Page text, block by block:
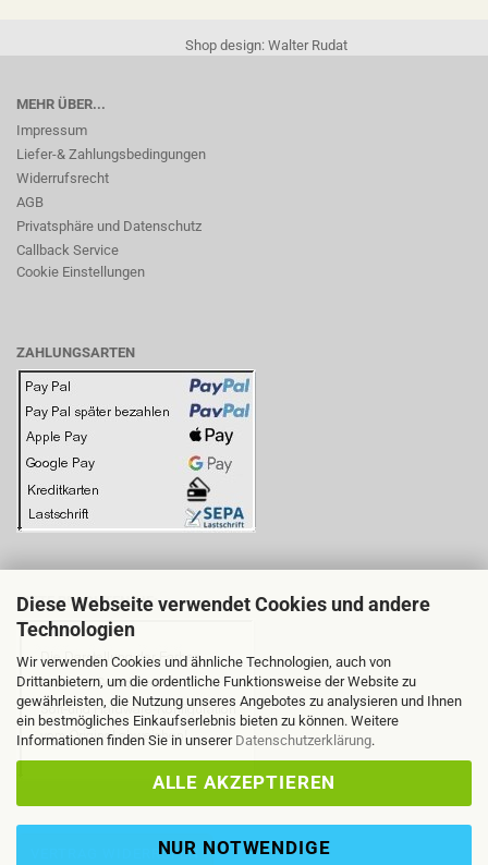
Diese Webseite verwendet Cookies und andere
Technologien
Wir verwenden Cookies und ähnliche Technologien, auch von
Drittanbietern, um die ordentliche Funktionsweise der Website zu
gewährleisten, die Nutzung unseres Angebotes zu analysieren und Ihnen
ein bestmögliches Einkaufserlebnis bieten zu können. Weitere
Informationen finden Sie in unserer Datenschutzerklärung.
ALLE AKZEPTIEREN
NUR NOTWENDIGE
Shop design: Walter Rudat
MEHR ÜBER...
Impressum
Liefer-& Zahlungsbedingungen
Widerrufsrecht
AGB
Privatsphäre und Datenschutz
Callback Service
Cookie Einstellungen
ZAHLUNGSARTEN
BITTE BEACHTEN SIE:
VERTRAG WIDERRUFEN